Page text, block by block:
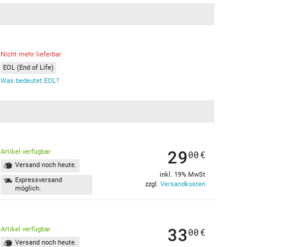
Nicht mehr lieferbar
EOL (End of Life)
Was bedeutet EOL?
Artikel verfügbar
Versand noch heute.
Expressversand
möglich.
2900 €
inkl. 19% MwSt
zzgl. Versandkosten
Artikel verfügbar
Versand noch heute.
3300 €